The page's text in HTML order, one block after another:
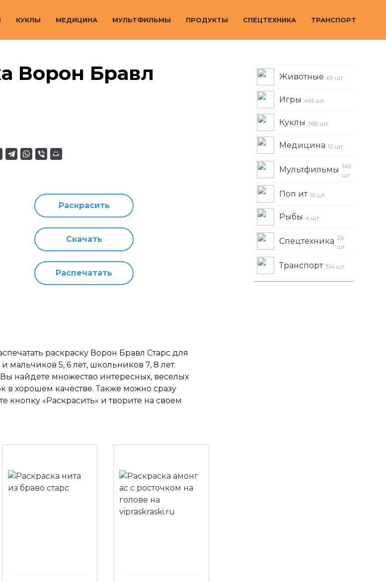
КУКЛЫ МЕДИЦИНА МУЛЬТФИЛЬМЫ ПРОДУКТЫ СПЕЦТЕХНИКА ТРАНСПОРТ
Ворон Бравл
Раскрасить
Скачать
Распечатать
раскраску Ворон Бравл Старс для
мальчиков 5, 6 лет, школьников 7, 8 лет.
найдете множество интересных, веселых
в хорошем качестве. Также можно сразу
кнопку «Раскрасить» и творите на своем
Животные 69 шт.
Игры 495 шт.
Куклы 568 шт.
Медицина 12 шт.
Мультфильмы 149
шт.
Поп ит 51 шт.
Рыбы 4 шт.
Спецтехника 26
шт.
Транспорт 314 шт.